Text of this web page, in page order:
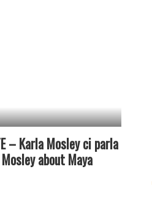
– Karla Mosley ci parla
about Maya